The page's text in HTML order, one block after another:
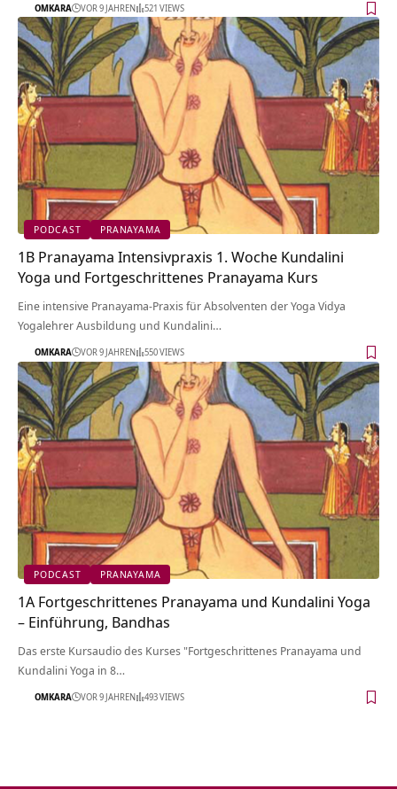
OMKARA VOR 9 JAHREN 521 VIEWS
PODCAST PRANAYAMA
1B Pranayama Intensivpraxis 1. Woche Kundalini
Yoga und Fortgeschrittenes Pranayama Kurs
Eine intensive Pranayama-Praxis für Absolventen der Yoga Vidya
Yogalehrer Ausbildung und Kundalini…
OMKARA VOR 9 JAHREN 550 VIEWS
PODCAST PRANAYAMA
1A Fortgeschrittenes Pranayama und Kundalini Yoga
– Einführung, Bandhas
Das erste Kursaudio des Kurses "Fortgeschrittenes Pranayama und
Kundalini Yoga in 8…
OMKARA VOR 9 JAHREN 493 VIEWS